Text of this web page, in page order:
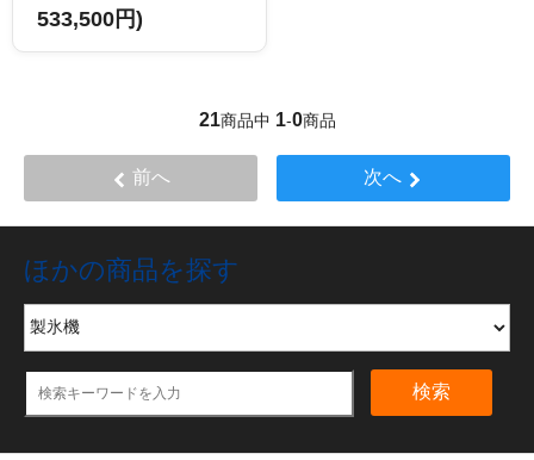
533,500円)
21商品中 1-0商品
前へ 次へ
ほかの商品を探す
検索